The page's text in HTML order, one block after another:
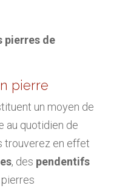
pierres de
pierre
un moyen de
au quotidien de
trouverez en effet
, des pendentifs